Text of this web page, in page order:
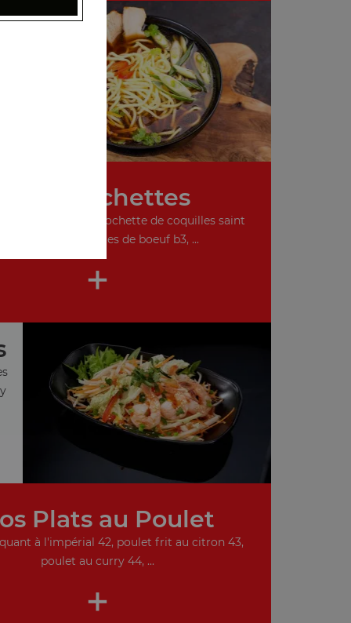
Nos Brochettes
de crevettes b1, brochette de coquilles saint
b2, brochettes de boeuf b3, ...
+
Plats au Poulet
à l'impérial 42, poulet frit au citron 43,
poulet au curry 44, ...
+